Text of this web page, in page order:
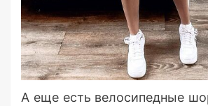
А еще есть велосипедные